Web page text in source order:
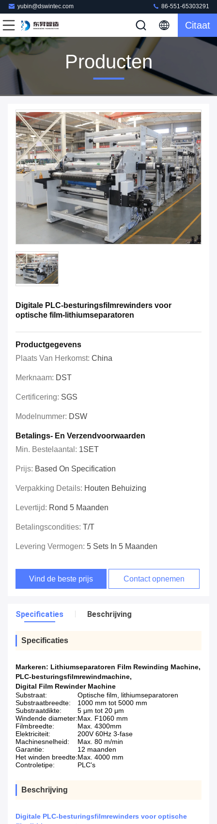
yubin@dswintec.com 86-551-65303291
Citaat
Producten
Digitale PLC-besturingsfilmrewinders voor
optische film-lithiumseparatoren
Productgegevens
Plaats Van Herkomst: China
Merknaam: DST
Certificering: SGS
Modelnummer: DSW
Betalings- En Verzendvoorwaarden
Min. Bestelaantal: 1SET
Prijs: Based On Specification
Verpakking Details: Houten Behuizing
Levertijd: Rond 5 Maanden
Betalingscondities: T/T
Levering Vermogen: 5 Sets In 5 Maanden
Vind de beste prijs Contact opnemen
Specificaties Beschrijving
Specificaties
Markeren: Lithiumseparatoren Film Rewinding Machine,
PLC-besturingsfilmrewindmachine,
Digital Film Rewinder Machine
Substraat:
Optische film, lithiumseparatoren
Substraatbreedte:
1000 mm tot 5000 mm
Substraatdikte:
5 μm tot 20 μm
Windende diameter:Max. F1060 mm
Filmbreedte:
Max. 4300mm
Elektriciteit:
200V 60Hz 3-fase
Machinesnelheid:
Max. 80 m/min
Garantie:
12 maanden
Het winden breedte:Max. 4000 mm
Controletipe:
PLC's
Beschrijving
Digitale PLC-besturingsfilmrewinders voor optische